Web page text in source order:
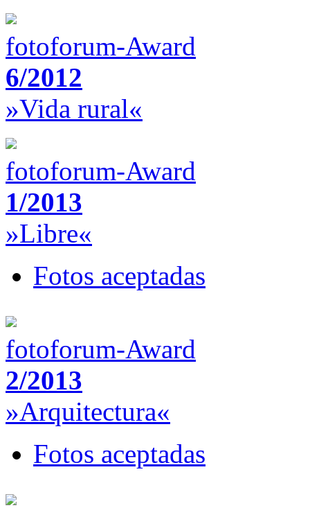
fotoforum-Award
6/2012
»Vida rural«
fotoforum-Award
1/2013
»Libre«
Fotos aceptadas
fotoforum-Award
2/2013
»Arquitectura«
Fotos aceptadas